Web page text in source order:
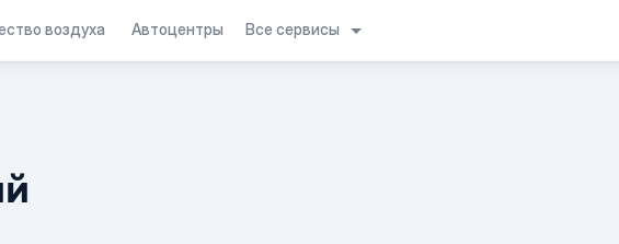
воздуха Автоцентры Все сервисы